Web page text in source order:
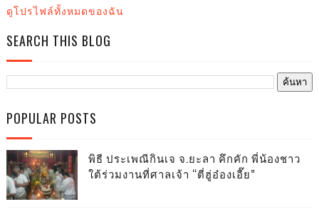
ดูโปรไฟล์ทั้งหมดของฉัน
SEARCH THIS BLOG
POPULAR POSTS
พิธี ประเพณีกินเจ จ.ยะลา คึกคัก พี่น้องชาว
ใต้ร่วมงานที่ศาลเจ้า “ตี่ฮู่อ๋องเอี๊ย”